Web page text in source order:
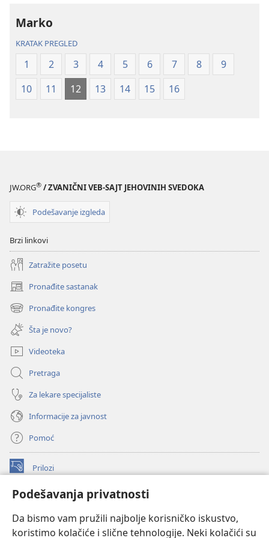
Podešavanja privatnosti
Da bismo vam pružili najbolje korisničko iskustvo,
koristimo kolačiće i slične tehnologije. Neki kolačići su
(revidirano
izdanje
iz
(revidirano
izdanje
Marko
KRATAK PREGLED
1 2 3 4 5 6 7 8
9
10
11 12 13 14 15 16
JW.ORG® / ZVANIČNI VEB-SAJT JEHOVINIH SVEDOKA
Podešavanje izgleda
Brzi linkovi
Zatražite posetu
Pronađite sastanak
(otvara
novi
prozor)
Pronađite kongres
(otvara
novi
prozor)
Šta je novo?
Videoteka
Pretraga
Za lekare specijaliste
Informacije za javnost
Pomoć
Prilozi
(otvara
prozor)ONLAJN BIBLIOTEKA Watchtower
novi
prozor)JW Hub
(otvara